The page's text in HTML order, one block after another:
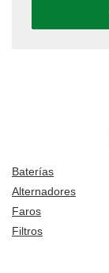
Baterías
Alternadores
Faros
Filtros